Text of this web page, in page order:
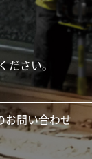
さい。
お問い合わせ